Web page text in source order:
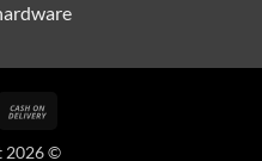
2026 ©